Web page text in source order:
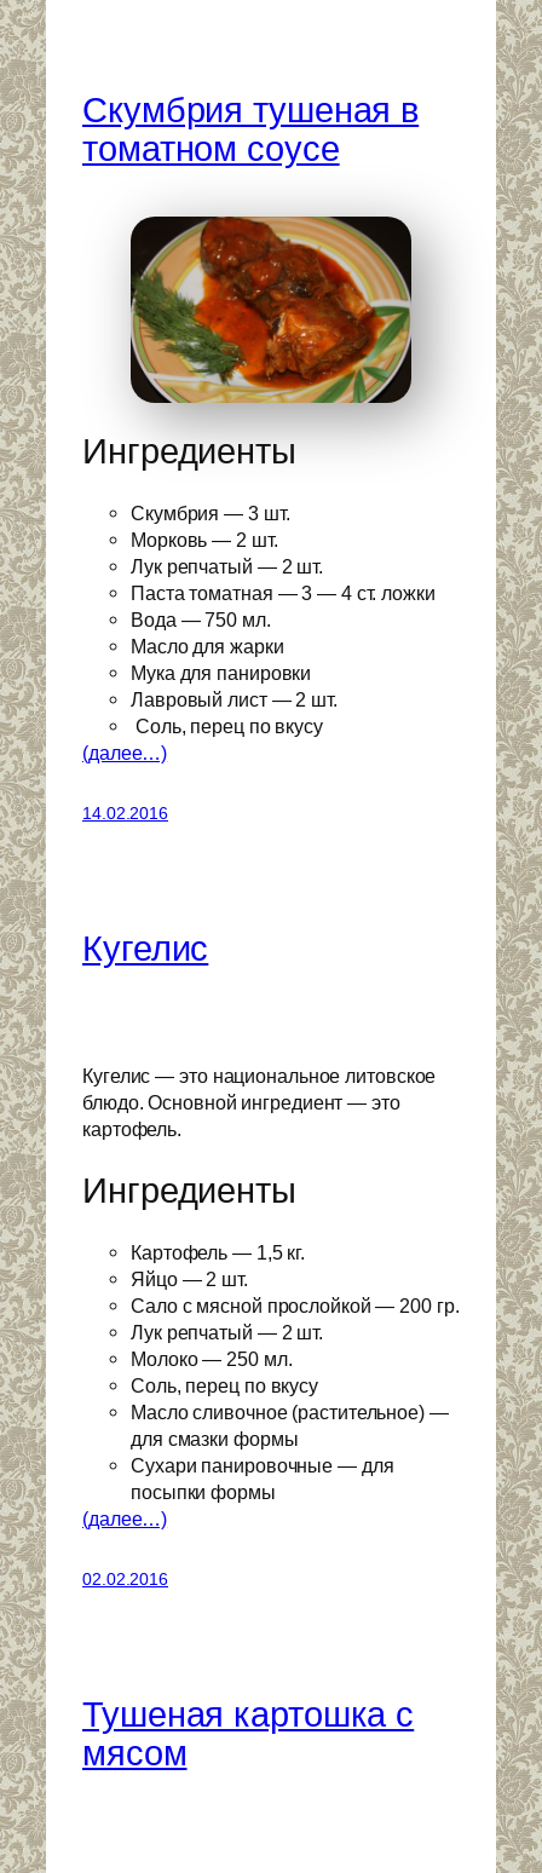
Скумбрия тушеная в
томатном соусе
Ингредиенты
Скумбрия — 3 шт.
Морковь — 2 шт.
Лук репчатый — 2 шт.
Паста томатная — 3 — 4 ст. ложки
Вода — 750 мл.
Масло для жарки
Мука для панировки
Лавровый лист — 2 шт.
Соль, перец по вкусу
(далее…)
14.02.2016
Кугелис
Кугелис — это национальное литовское
блюдо. Основной ингредиент — это
картофель.
Ингредиенты
Картофель — 1,5 кг.
Яйцо — 2 шт.
Сало с мясной прослойкой — 200 гр.
Лук репчатый — 2 шт.
Молоко — 250 мл.
Соль, перец по вкусу
Масло сливочное (растительное) —
для смазки формы
Сухари панировочные — для
посыпки формы
(далее…)
02.02.2016
Тушеная картошка с
мясом